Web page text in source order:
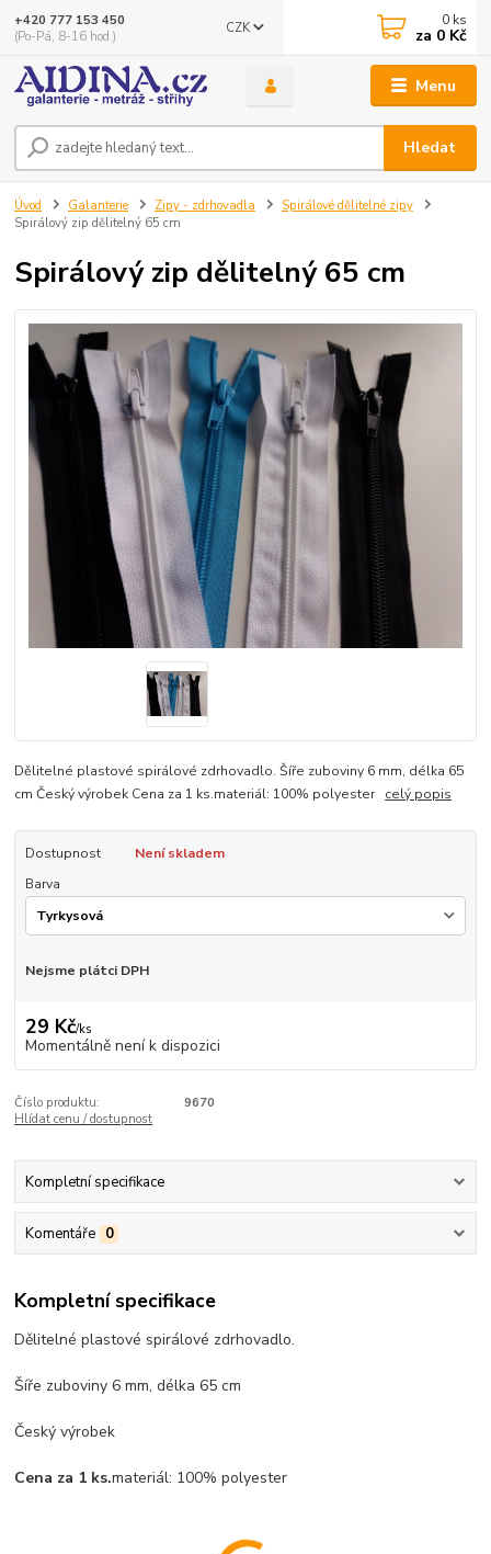
Menu
CZK
Hledat
+420 777 153 450
(Po-Pá, 8-16 hod.)
0 ks
za 0 Kč
Úvod Galanterie Zipy - zdrhovadla
Spirálové dělitelné zipy
Spirálový zip dělitelný 65 cm
Spirálový zip dělitelný 65 cm
Dělitelné plastové spirálové zdrhovadlo. Šíře zuboviny 6 mm, délka 65
cm Český výrobek Cena za 1 ks.materiál: 100% polyester celý popis
Dostupnost
Není skladem
Barva
Nejsme plátci DPH
29 Kč/ks
Momentálně není k dispozici
Číslo produktu:
9670
Hlídat cenu / dostupnost
Kompletní specifikace
Komentáře 0
Kompletní specifikace
Dělitelné plastové spirálové zdrhovadlo.
Šíře zuboviny 6 mm, délka 65 cm
Český výrobek
Cena za 1 ks.materiál: 100% polyester